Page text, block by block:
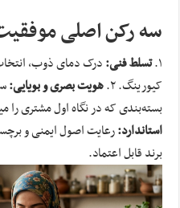
سه رکن اصلی
۱. تسلط فنی:درک دمای ذوب،
کیورینگ. ۲. هویت بصری و بویایی:
بسته‌بندی که در نگاه اول مشتری را
استاندارد:رعایت اصول ایمنی و
برند قابل اعتماد.